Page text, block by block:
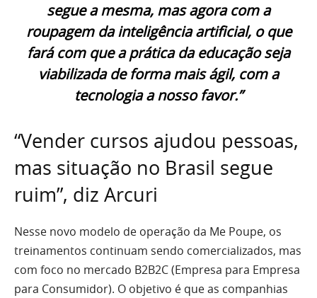
segue a mesma, mas agora com a
roupagem da inteligência artificial, o que
fará com que a prática da educação seja
viabilizada de forma mais ágil, com a
tecnologia a nosso favor.”
“Vender cursos ajudou pessoas,
mas situação no Brasil segue
ruim”, diz Arcuri
Nesse novo modelo de operação da Me Poupe, os
treinamentos continuam sendo comercializados, mas
com foco no mercado B2B2C (Empresa para Empresa
para Consumidor). O objetivo é que as companhias